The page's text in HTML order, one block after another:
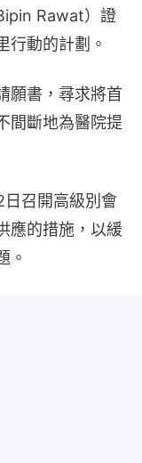
Rawat）證
行動的計劃。
願書，尋求將首
間斷地為醫院提
召開高級別會
應的措施，以緩
。